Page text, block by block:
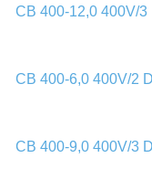
CB 400-12,0 400V/3
CB 400-6,0 400V/2
CB 400-9,0 400V/3